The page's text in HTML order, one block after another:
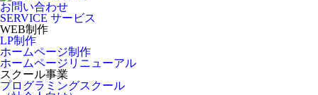
お問い合わせ
SERVICE サービス
WEB制作
LP制作
ホームページ制作
ホームページリニューアル
スクール事業
プログラミングスクール